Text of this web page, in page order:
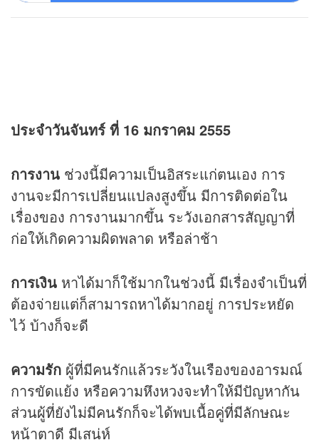
ประจำวันจันทร์ ที่ 16 มกราคม 2555
การงาน ช่วงนี้มีความเป็นอิสระแก่ตนเอง การ
งานจะมีการเปลี่ยนแปลงสูงขึ้น มีการติดต่อใน
เรื่องของ การงานมากขึ้น ระวังเอกสารสัญญาที่
ก่อให้เกิดความผิดพลาด หรือล่าช้า
การเงิน หาได้มาก็ใช้มากในช่วงนี้ มีเรื่องจำเป็นที่
ต้องจ่ายแต่ก็สามารถหาได้มากอยู่ การประหยัด
ไว้ บ้างก็จะดี
ความรัก ผู้ที่มีคนรักแล้วระวังในเรืองของอารมณ์
การขัดแย้ง หรือความหึงหวงจะทำให้มีปัญหากัน
ส่วนผู้ที่ยังไม่มีคนรักก็จะได้พบเนื้อคู่ที่มีลักษณะ
หน้าตาดี มีเสน่ห์